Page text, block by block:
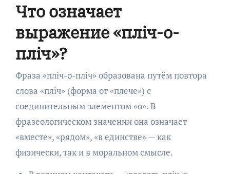
Что означает
выражение «пліч-о-
пліч»?
Фраза «пліч-о-пліч» образована путём повтора
слова «пліч» (форма от «плече») с
соединительным элементом «о». В
фразеологическом значении она означает
«вместе», «рядом», «в единстве» — как
физически, так и в моральном смысле.